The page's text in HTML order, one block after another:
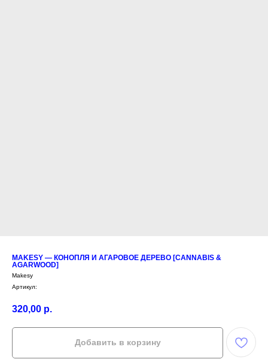
MAKESY — КОНОПЛЯ И АГАРОВОЕ ДЕРЕВО [CANNABIS &
AGARWOOD]
Makesy
Артикул:
320,00 р.
Добавить в корзину